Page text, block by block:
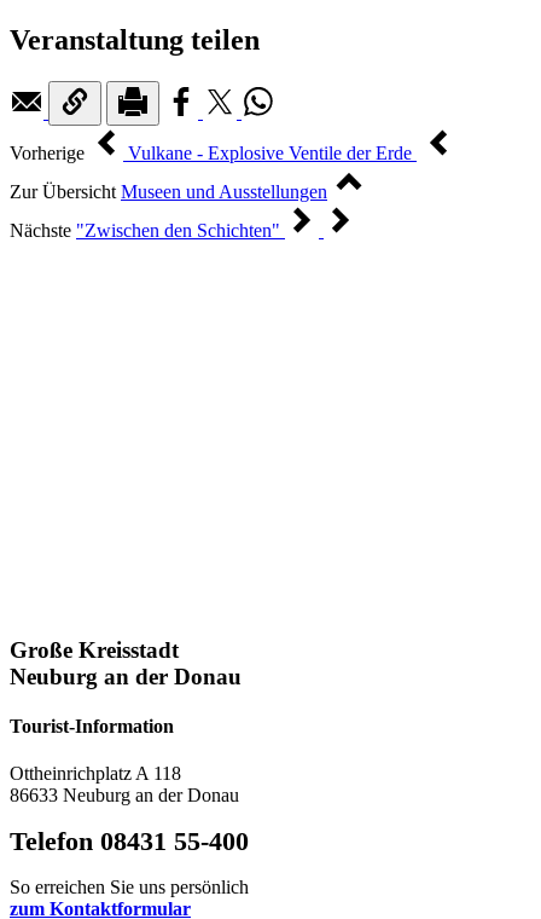
Veranstaltung teilen
Vorherige
Vulkane - Explosive Ventile der Erde
Zur Übersicht Museen und Ausstellungen
Nächste "Zwischen den Schichten"
Große Kreisstadt
Neuburg an der Donau
Tourist-Information
Ottheinrichplatz A 118
86633 Neuburg an der Donau
Telefon 08431 55-400
So erreichen Sie uns persönlich
zum Kontaktformular